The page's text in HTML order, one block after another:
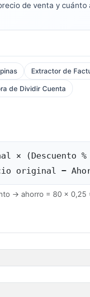
de venta y
Extractor de
de Dividir Cuenta
× (Descuento %
original −
→ ahorro = 80 × 0,25